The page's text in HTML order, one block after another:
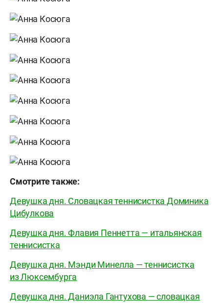
Смотрите также:
Девушка дня. Словацкая теннисистка Доминика
Цибулкова
Девушка дня. Флавия Пеннетта — итальянская
теннисистка
Девушка дня. Мэнди Минелла — теннисистка
из Люксембурга
Девушка дня. Даниэла Гантухова — словацкая